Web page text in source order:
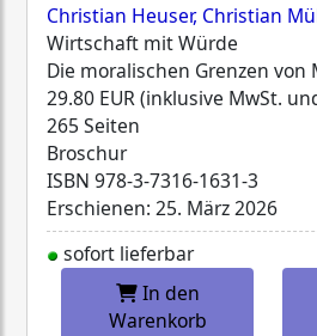
Christian Heuser, Christian
Wirtschaft mit Würde
Die moralischen Grenzen von
29.80 EUR (inklusive MwSt.
265 Seiten
Broschur
ISBN 978-3-7316-1631-3
Erschienen: 25. März 2026
sofort lieferbar
In den
Warenkorb